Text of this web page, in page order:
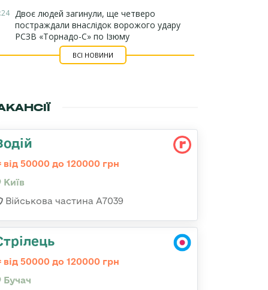
Двоє людей загинули, ще четверо
постраждали внаслідок ворожого удару
РСЗВ «Торнадо-С» по Ізюму
ВСІ НОВИНИ
від 50000 до 120000 грн
Київ
Військова частина А7039
від 50000 до 120000 грн
Бучач